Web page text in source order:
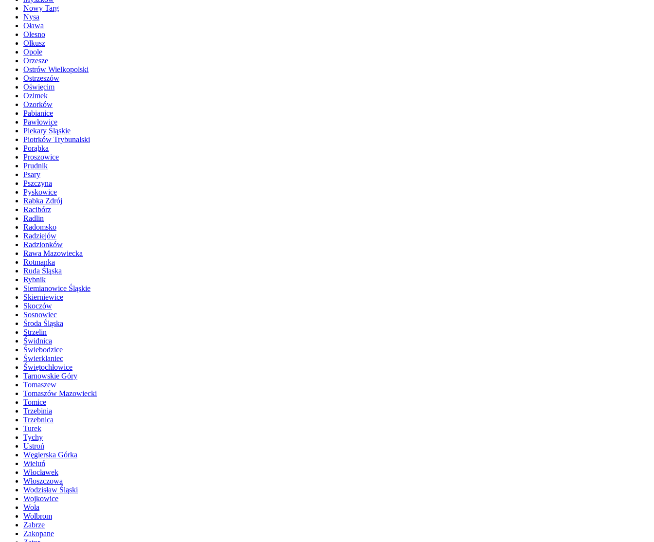
Nowy Targ
Nysa
Oława
Olesno
Olkusz
Opole
Orzesze
Ostrów Wielkopolski
Ostrzeszów
Oświęcim
Ozimek
Ozorków
Pabianice
Pawłowice
Piekary Śląskie
Piotrków Trybunalski
Porąbka
Proszowice
Prudnik
Psary
Pszczyna
Pyskowice
Rabka Zdrój
Racibórz
Radlin
Radomsko
Radziejów
Radzionków
Rawa Mazowiecka
Rotmanka
Ruda Śląska
Rybnik
Siemianowice Śląskie
Skierniewice
Skoczów
Sosnowiec
Środa Śląska
Strzelin
Świdnica
Świebodzice
Świerklaniec
Świętochłowice
Tarnowskie Góry
Tomaszew
Tomaszów Mazowiecki
Tomice
Trzebinia
Trzebnica
Turek
Tychy
Ustroń
Węgierska Górka
Wieluń
Włocławek
Włoszczowa
Wodzisław Śląski
Wojkowice
Wola
Wolbrom
Zabrze
Zakopane